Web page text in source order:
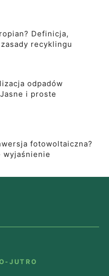
Definicja,
recyklingu
odpadów
i proste
fotowoltaiczna?
wyjaśnienie
JUTRO